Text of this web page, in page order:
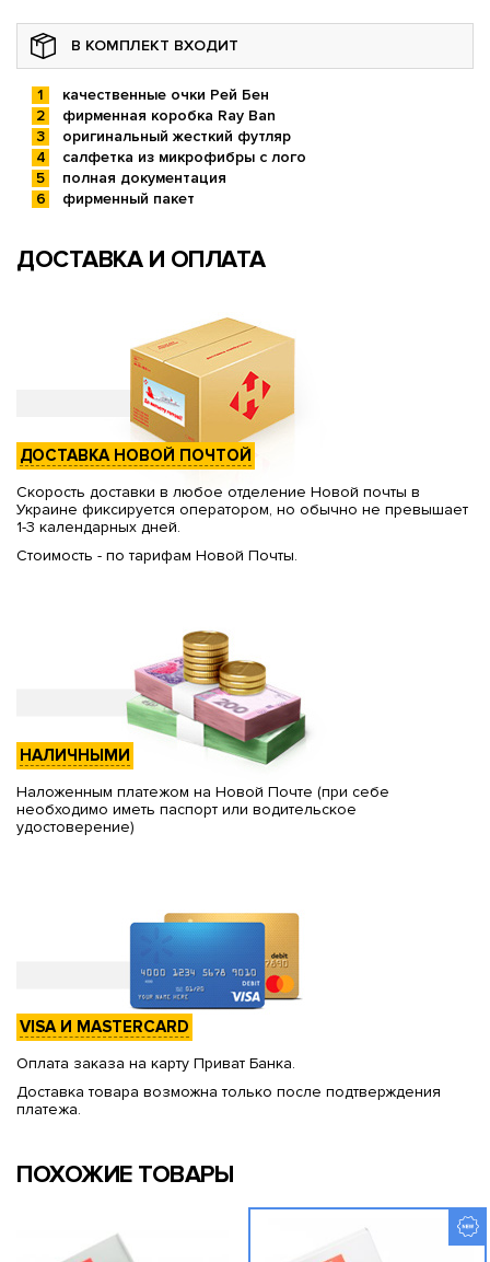
В КОМПЛЕКТ ВХОДИТ
качественные очки Рей Бен
фирменная коробка Ray Ban
оригинальный жесткий футляр
салфетка из микрофибры с лого
полная документация
фирменный пакет
ДОСТАВКА И ОПЛАТА
ДОСТАВКА НОВОЙ ПОЧТОЙ
Скорость доставки в любое отделение Новой почты в
Украине фиксируется оператором, но обычно не превышает
1-3 календарных дней.
Стоимость - по тарифам Новой Почты.
НАЛИЧНЫМИ
Наложенным платежом на Новой Почте (при себе
необходимо иметь паспорт или водительское
удостоверение)
VISA И MASTERCARD
Оплата заказа на карту Приват Банка.
Доставка товара возможна только после подтверждения
платежа.
ПОХОЖИЕ ТОВАРЫ